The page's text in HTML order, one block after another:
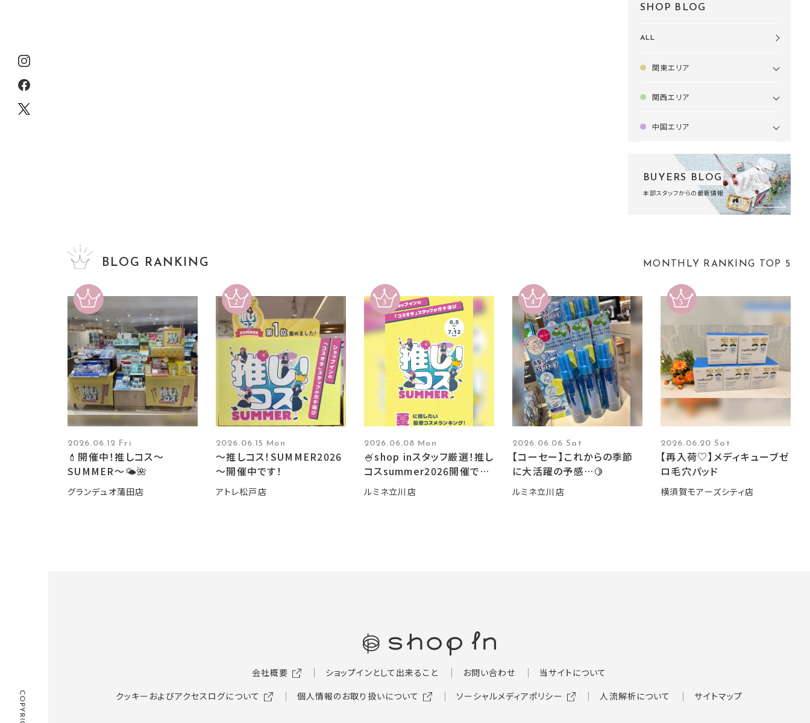
SHOP BLOG
ALL
関東エリア
関西エリア
中国エリア
BUYERS BLOG
本部スタッフからの最新情報
BLOG RANKING MONTHLY RANKING TOP 5
2026.06.12 Fri
💄開催中！推しコス〜
SUMMER〜🌤️🌺
グランデュオ蒲田店
2026.06.15 Mon
～推しコス！SUMMER2026
～開催中です！
アトレ松戸店
2026.06.08 Mon
🍧shop inスタッフ厳選！推し
コスsummer2026開催です
🍧
ルミネ立川店
2026.06.06 Sat
【コーセー】これからの季節
に大活躍の予感…🍋
ルミネ立川店
2026.06.20 Sat
【再入荷♡】メディキューブゼ
ロ毛穴パッド
横須賀モアーズシティ店
会社概要 ショップインとして出来ること お問い合わせ
当サイトについて
クッキーおよびアクセスログについて
個人情報のお取り扱いについて ソーシャルメディアポリシー 人流解析について サイトマップ